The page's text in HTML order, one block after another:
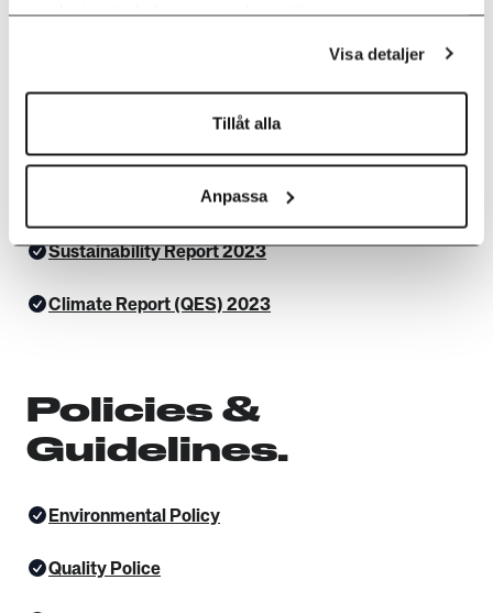
samlat in när du har använt deras tjänster.
Visa detaljer
Tillåt alla
Anpassa
Annual Report 2023
Sustainability Report 2023
Climate Report (QES) 2023
Policies &
Guidelines.
Environmental Policy
Quality Police